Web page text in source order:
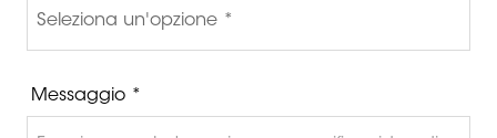
Messaggio *